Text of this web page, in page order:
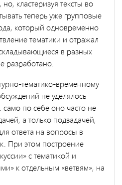
кластеризуя тексты во
теперь уже групповые
который одновременно
тематики и отражал
в разных
разработано.
тематико-временному
не уделялось
по себе оно часто не
а только подзадачей,
ответа на вопросы в
При этом построение
с тематикой и
к отдельным «ветвям», на